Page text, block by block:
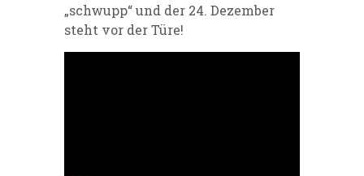
„schwupp“ und der 24. Dezember
steht vor der Türe!